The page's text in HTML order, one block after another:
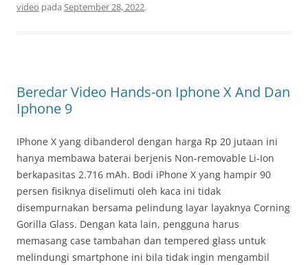
video pada September 28, 2022.
Beredar Video Hands-on Iphone X And Dan
Iphone 9
IPhone X yang dibanderol dengan harga Rp 20 jutaan ini
hanya membawa baterai berjenis Non-removable Li-Ion
berkapasitas 2.716 mAh. Bodi iPhone X yang hampir 90
persen fisiknya diselimuti oleh kaca ini tidak
disempurnakan bersama pelindung layar layaknya Corning
Gorilla Glass. Dengan kata lain, pengguna harus
memasang case tambahan dan tempered glass untuk
melindungi smartphone ini bila tidak ingin mengambil